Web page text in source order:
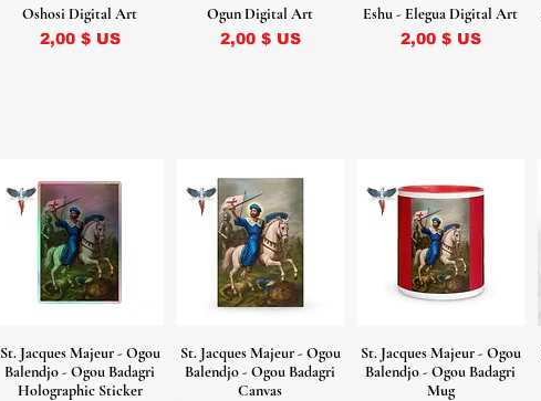
Oshosi Digital Art
Prix
2,00 $ US
Ogun Digital Art
Prix
2,00 $ US
Eshu - Elegua Digital Art
Prix
2,00 $ US
St. Jacques Majeur - Ogou
Balendjo - Ogou Badagri
Holographic Sticker
St. Jacques Majeur - Ogou
Balendjo - Ogou Badagri
Canvas
St. Jacques Majeur - Ogou
Balendjo - Ogou Badagri
Mug